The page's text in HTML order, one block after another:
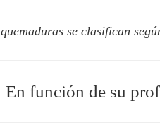
se clasifican
En función de su